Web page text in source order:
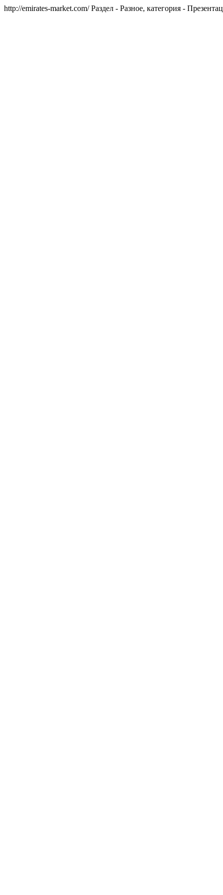
http://emirates-market.com/Раздел - Разное, категория -